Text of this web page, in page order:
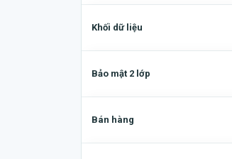
Khối dữ liệu
Bảo mật 2 lớp
Bán hàng